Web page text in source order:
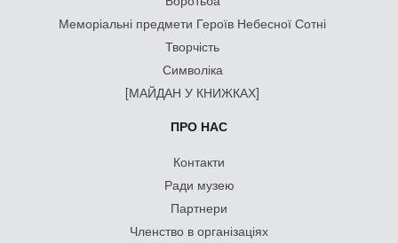
Меморіальні предмети Героїв Небесної Сотні
Творчість
Символіка
[МАЙДАН У КНИЖКАХ]
ПРО НАС
Контакти
Ради музею
Партнери
Членство в організаціях